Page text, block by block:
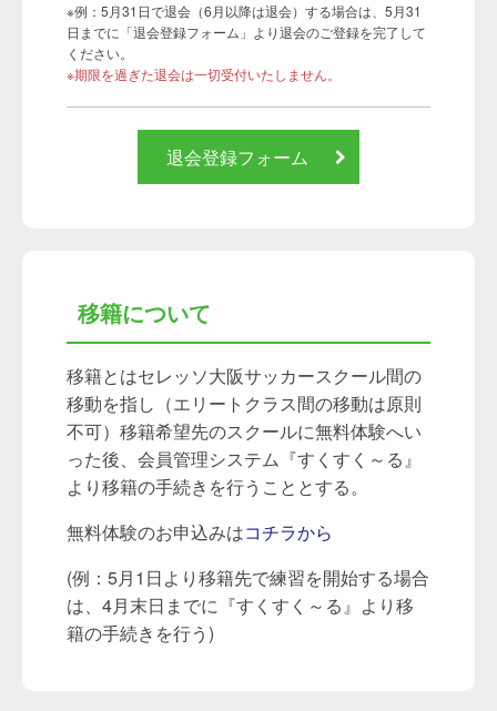
※例：5月31日で退会（6月以降は退会）する場合は、5月31
日までに「退会登録フォーム」より退会のご登録を完了して
ください。
※期限を過ぎた退会は一切受付いたしません。
退会登録フォーム
移籍について
移籍とはセレッソ大阪サッカースクール間の
移動を指し（エリートクラス間の移動は原則
不可）移籍希望先のスクールに無料体験へい
った後、会員管理システム『すくすく～る』
より移籍の手続きを行うこととする。
無料体験のお申込みはコチラから
(例：5月1日より移籍先で練習を開始する場合
は、4月末日までに『すくすく～る』より移
籍の手続きを行う)